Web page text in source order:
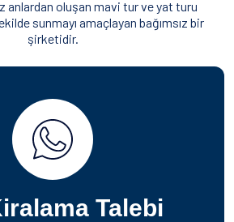
anlardan oluşan mavi tur ve yat turu
sunmayı amaçlayan bağımsız bir
şirketidir.
Talebi